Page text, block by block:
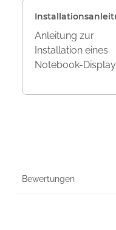
Anleitung zur
Installation eines
Notebook-
Bewertungen